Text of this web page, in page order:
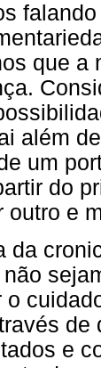
que a
além
um
do
outro e
da
e